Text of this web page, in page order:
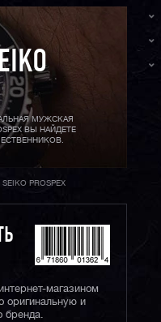
МУЖСКАЯ
ВЫ НАЙДЕТЕ
PROSPEX
магазином
оригинальную и
бренда.